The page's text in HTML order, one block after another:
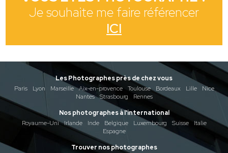
Je souhaite me faire référencer
ICI
Les Photographes près de chez vous
Paris
Lyon Marseille Aix-en-provence Toulouse Bordeaux Lille
Nice
Nantes
Strasbourg
Rennes
Nos photographes à l'international
Royaume-Uni
Irlande Inde Belgique Luxembourg Suisse
Italie
Espagne
Trouver nos photographes